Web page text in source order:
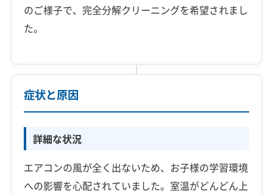
のご様子で、完全分解クリーニングを希望されまし
た。
症状と原因
詳細な状況
エアコンの風が全く出ないため、お子様の学習環境
への影響を心配されていました。室温がどんどん上